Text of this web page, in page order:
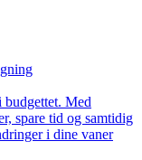
Med
spare tid og samtidig
i dine vaner